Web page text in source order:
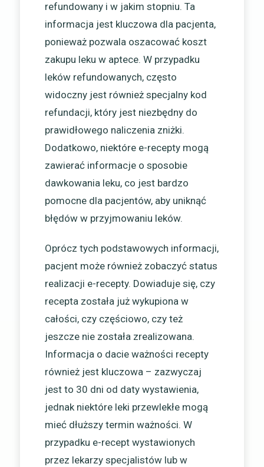
refundowany i w jakim stopniu. Ta
informacja jest kluczowa dla pacjenta,
ponieważ pozwala oszacować koszt
zakupu leku w aptece. W przypadku
leków refundowanych, często
widoczny jest również specjalny kod
refundacji, który jest niezbędny do
prawidłowego naliczenia zniżki.
Dodatkowo, niektóre e-recepty mogą
zawierać informacje o sposobie
dawkowania leku, co jest bardzo
pomocne dla pacjentów, aby uniknąć
błędów w przyjmowaniu leków.
Oprócz tych podstawowych informacji,
pacjent może również zobaczyć status
realizacji e-recepty. Dowiaduje się, czy
recepta została już wykupiona w
całości, czy częściowo, czy też
jeszcze nie została zrealizowana.
Informacja o dacie ważności recepty
również jest kluczowa – zazwyczaj
jest to 30 dni od daty wystawienia,
jednak niektóre leki przewlekłe mogą
mieć dłuższy termin ważności. W
przypadku e-recept wystawionych
przez lekarzy specjalistów lub w